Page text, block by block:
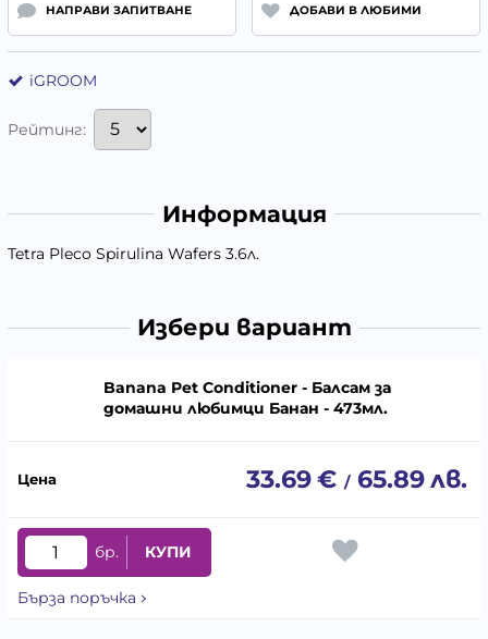
НАПРАВИ ЗАПИТВАНЕ ДОБАВИ В ЛЮБИМИ
iGROOM
Рейтинг:
Информация
Tetra Pleco Spirulina Wafers 3.6л.
Избери вариант
Banana Pet Conditioner - Балсам за
домашни любимци Банан - 473мл.
33.69€ / 65.89лв.
бр. КУПИ
Бърза поръчка